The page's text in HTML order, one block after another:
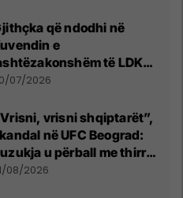
që ndodhi në
e
të LDK-
07/2026
vrisni shqiptarët”,
në UFC Beograd:
u përball me thirrje
shqiptare nga
08/2026